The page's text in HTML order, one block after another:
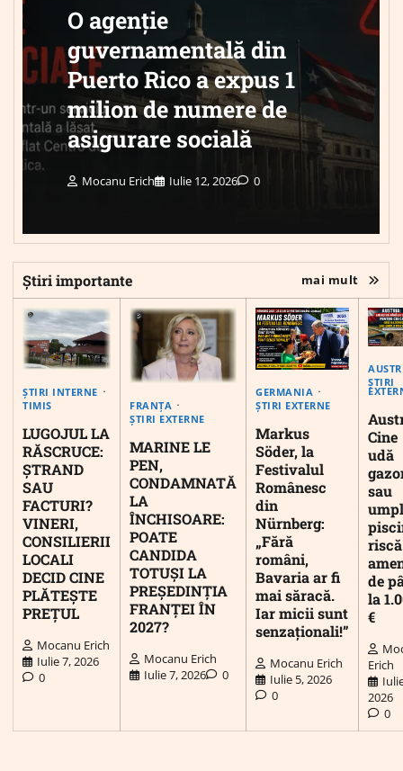
O agenție
guvernamentală din
Puerto Rico a expus 1
milion de numere de
asigurare socială
Mocanu Erich Iulie 12, 2026 0
Știri importante mai mult
ȘTIRI INTERNE
TIMIS
LUGOJUL LA
RĂSCRUCE:
ȘTRAND
SAU
FACTURI?
VINERI,
CONSILIERII
LOCALI
DECID CINE
PLĂTEȘTE
PREȚUL
Mocanu Erich
Iulie 7, 2026
0
FRANȚA
ȘTIRI EXTERNE
MARINE LE
PEN,
CONDAMNATĂ
LA
ÎNCHISOARE:
POATE
CANDIDA
TOTUȘI LA
PREȘEDINȚIA
FRANȚEI ÎN
2027?
Mocanu Erich
Iulie 7, 2026
0
GERMANIA
ȘTIRI EXTERNE
Markus
Söder, la
Festivalul
Românesc
din
Nürnberg:
„Fără
români,
Bavaria ar fi
mai săracă.
Iar micii sunt
senzaționali!”
Mocanu Erich
Iulie 5, 2026
0
ȘTIRI
Cine
udă
sau
riscă
de
la
€
Erich
2026
0